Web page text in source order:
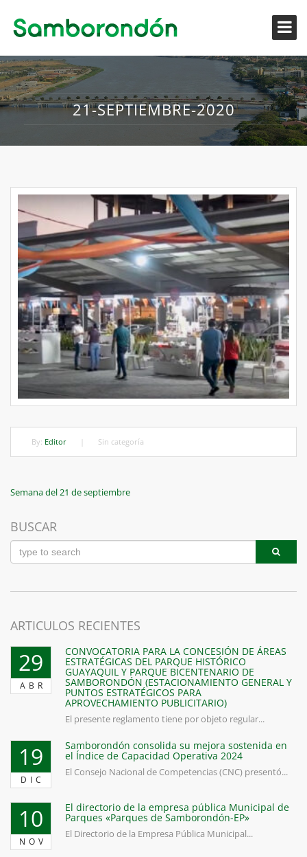
21-SEPTIEMBRE-2020
By: Editor Sin categoría
Navegación
de
entradas
Previous
Semana del 21 de septiembre
BUSCAR
ARTICULOS RECIENTES
29
ABR
CONVOCATORIA PARA LA CONCESIÓN DE ÁREAS
ESTRATÉGICAS DEL PARQUE HISTÓRICO
GUAYAQUIL Y PARQUE BICENTENARIO DE
SAMBORONDÓN (ESTACIONAMIENTO GENERAL Y
PUNTOS ESTRATÉGICOS PARA
APROVECHAMIENTO PUBLICITARIO)
El presente reglamento tiene por objeto regular...
19
DIC
Samborondón consolida su mejora sostenida en
el Índice de Capacidad Operativa 2024
El Consejo Nacional de Competencias (CNC) presentó...
10
NOV
El directorio de la empresa pública Municipal de
Parques «Parques de Samborondón-EP»
El Directorio de la Empresa Pública Municipal...